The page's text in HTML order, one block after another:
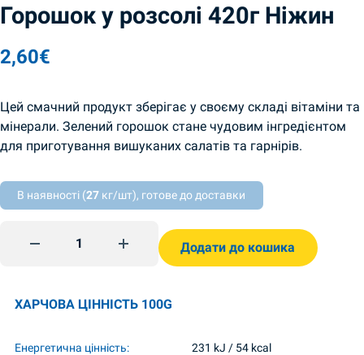
Горошок у розсолі 420г Ніжин
2,60€
Цей смачний продукт зберігає у своєму складі вітаміни та
мінерали. Зелений горошок стане чудовим інгредієнтом
для приготування вишуканих салатів та гарнірів.
В наявності (27 кг/шт), готове до доставки
Горошок у розсолі 420г Ніжин quantity
Додати до кошика
ХАРЧОВА ЦІННІСТЬ 100G
Енергетична цінність: 231 kJ / 54 kcal